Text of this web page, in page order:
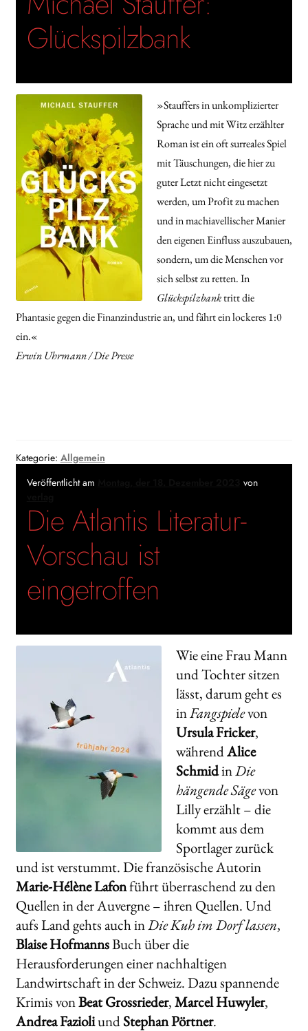
Glückspilzbank
»Stauffers in unkomplizierter
Sprache und mit Witz erzählter
Roman ist ein oft surreales Spiel
mit Täuschungen, die hier zu
guter Letzt nicht eingesetzt
werden, um Profit zu machen
und in machiavellischer Manier
den eigenen Einfluss auszubauen,
sondern, um die Menschen vor
sich selbst zu retten. In
Glückspilzbanktritt die
Phantasie gegen die Finanzindustrie an, und fährt ein lockeres 1:0
ein.«
Erwin Uhrmann / Die Presse
Kategorie: Allgemein
Veröffentlicht am
von
Die Atlantis Literatur-
Vorschau ist
eingetroffen
Wie eine Frau Mann
und Tochter sitzen
lässt, darum geht es
inFangspielevon
Ursula Fricker,
währendAlice
SchmidinDie
hängende Sägevon
Lilly erzählt – die
kommt aus dem
Sportlager zurück
und ist verstummt. Die französische Autorin
Marie-Hélène Lafonführt überraschend zu den
Quellen in der Auvergne – ihren Quellen. Und
aufs Land gehts auch inDie Kuh im Dorf lassen,
Blaise HofmannsBuch über die
Herausforderungen einer nachhaltigen
Landwirtschaft in der Schweiz. Dazu spannende
Krimis vonBeat Grossrieder,Marcel Huwyler,
Andrea FazioliundStephan Pörtner.